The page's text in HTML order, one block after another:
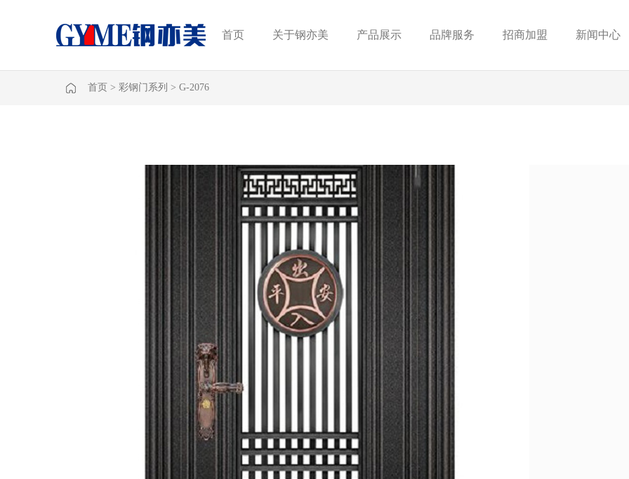
首页 关于钢亦美 产品展示 品牌服务 招商加盟 新闻中心
首页 > 彩钢门系列 > G-2076